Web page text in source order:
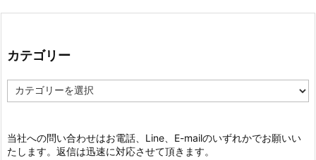
カテゴリー
テ
ー
当社への問い合わせはお電話、Line、E-mailのいずれかでお願いい
たします。返信は迅速に対応させて頂きます。